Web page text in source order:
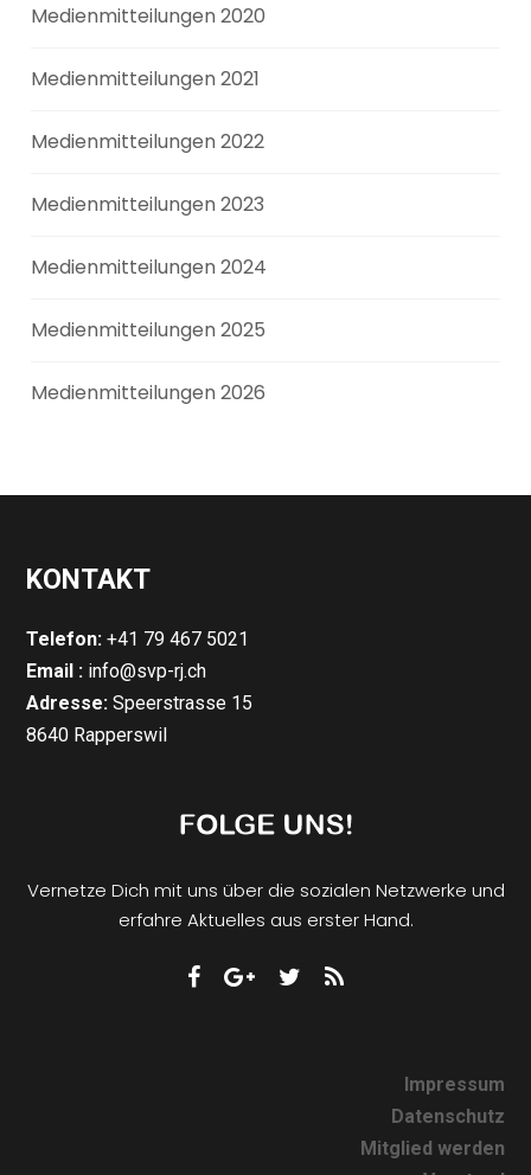
Medienmitteilungen 2020
Medienmitteilungen 2021
Medienmitteilungen 2022
Medienmitteilungen 2023
Medienmitteilungen 2024
Medienmitteilungen 2025
Medienmitteilungen 2026
KONTAKT
Telefon: +41 79 467 5021
Email : info@svp-rj.ch
Adresse: Speerstrasse 15
8640 Rapperswil
Vernetze Dich mit uns über die sozialen Netzwerke und
erfahre Aktuelles aus erster Hand.
Impressum
Datenschutz
Mitglied werden